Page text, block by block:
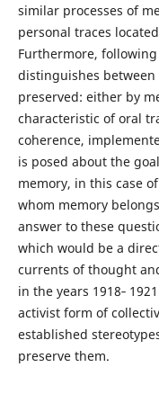
similar processes of
personal traces
Furthermore,
distinguishes
preserved: either by
characteristic of oral
coherence,
is posed about the
memory, in this case
whom memory
answer to these
which would be a
currents of thought
in the years 1918‑
activist form of
established
preserve them.